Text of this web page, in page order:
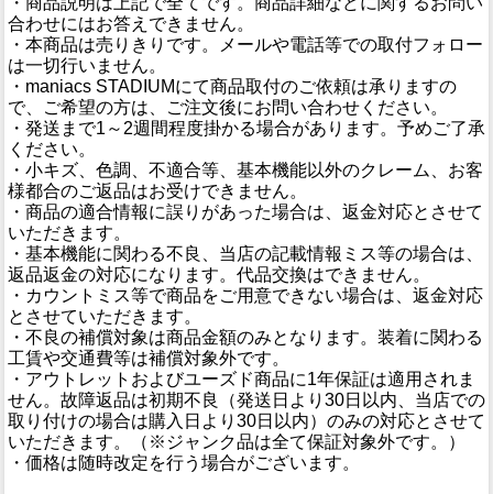
合わせにはお答えできません。
・本商品は売りきりです。メールや電話等での取付フォロー
は一切行いません。
・maniacs STADIUMにて商品取付のご依頼は承りますの
で、ご希望の方は、ご注文後にお問い合わせください。
・発送まで1～2週間程度掛かる場合があります。予めご了承
ください。
・小キズ、色調、不適合等、基本機能以外のクレーム、お客
様都合のご返品はお受けできません。
・商品の適合情報に誤りがあった場合は、返金対応とさせて
いただきます。
・基本機能に関わる不良、当店の記載情報ミス等の場合は、
返品返金の対応になります。代品交換はできません。
・カウントミス等で商品をご用意できない場合は、返金対応
とさせていただきます。
・不良の補償対象は商品金額のみとなります。装着に関わる
工賃や交通費等は補償対象外です。
・アウトレットおよびユーズド商品に1年保証は適用されま
せん。故障返品は初期不良（発送日より30日以内、当店での
取り付けの場合は購入日より30日以内）のみの対応とさせて
いただきます。（※ジャンク品は全て保証対象外です。）
・価格は随時改定を行う場合がございます。